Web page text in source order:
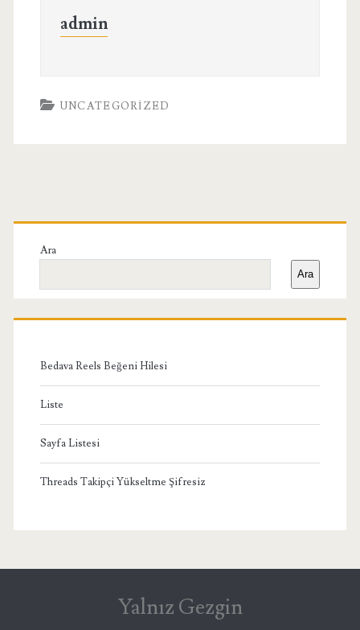
admin
UNCATEGORIZED
Birincil
Yan
Menü
Ara
Ara
Bedava Reels Beğeni Hilesi
Liste
Sayfa Listesi
Threads Takipçi Yükseltme Şifresiz
Yalnız Gezgin